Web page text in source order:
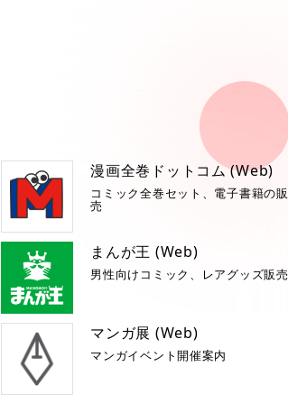
漫画全巻ドットコム (Web)
コミック全巻セット、電子書籍の販
売
まんが王 (Web)
男性向けコミック、レアグッズ販売
マンガ展 (Web)
マンガイベント開催案内